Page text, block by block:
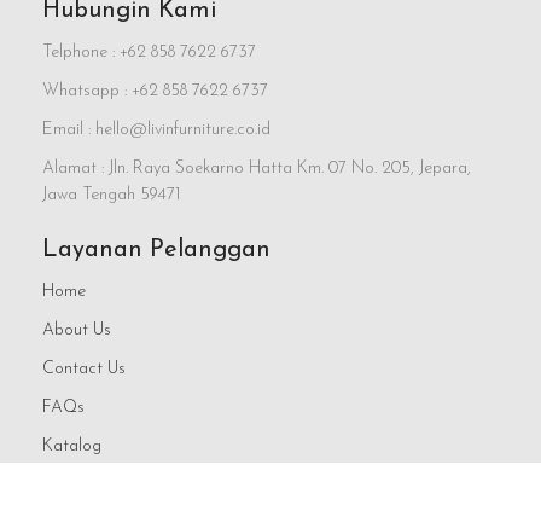
Hubungin Kami
Telphone : +62 858 7622 6737
Whatsapp : +62 858 7622 6737
Email : hello@livinfurniture.co.id
Alamat : Jln. Raya Soekarno Hatta Km. 07 No. 205, Jepara,
Jawa Tengah 59471
Layanan Pelanggan
Home
About Us
Contact Us
FAQs
Katalog